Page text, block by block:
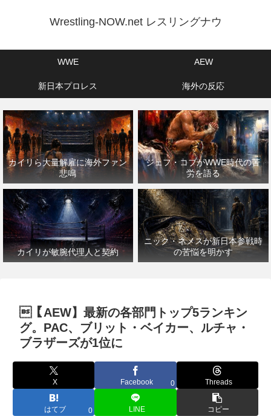
Wrestling-NOW.net レスリングナウ
WWE AEW
新日本プロレス 海外の反応
カイリら大量解雇に海外ファン
悲鳴
ジェフ・コブがWWE時代の苦
労を語る
カイリが敏腕代理人と契約
ニック・ネメスが新日本参戦時
の苦悩を明かす
【AEW】最新の各部門トップ5ランキン
グ。PAC、ブリット・ベイカー、ルチャ・
ブラザーズが1位に
X Facebook 0 Threads
はてブ 0 LINE コピー